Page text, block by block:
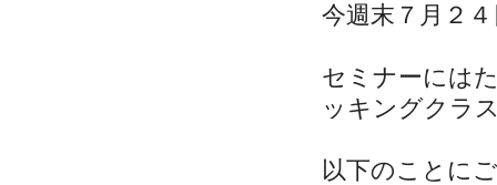
今週末７月２
セミナーには
ッキングクラ
以下のことに